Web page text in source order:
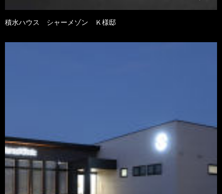
積水ハウス シャーメゾン Ｋ様邸